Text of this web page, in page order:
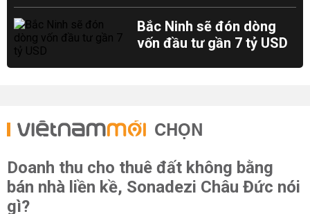
Bắc Ninh sẽ đón dòng
vốn đầu tư gần 7 tỷ USD
CHỌN
Doanh thu cho thuê đất không bằng
bán nhà liền kề, Sonadezi Châu Đức nói
gì?